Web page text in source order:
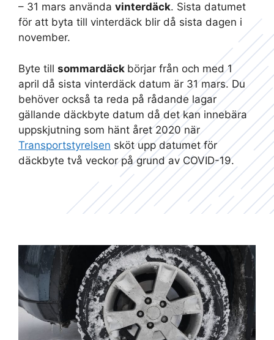
– 31 mars använda vinterdäck. Sista datumet
för att byta till vinterdäck blir då sista dagen i
november.
Byte till sommardäck börjar från och med 1
april då sista vinterdäck datum är 31 mars. Du
behöver också ta reda på rådande lagar
gällande däckbyte datum då det kan innebära
uppskjutning som hänt året 2020 när
Transportstyrelsen sköt upp datumet för
däckbyte två veckor på grund av COVID-19.